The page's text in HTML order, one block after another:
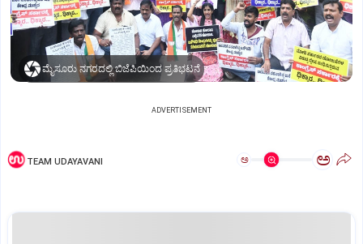
ಮೈಸೂರು ನಗರದಲ್ಲಿ ಬಿಜೆಪಿಯಿಂದ ಪ್ರತಿಭಟನೆ
ADVERTISEMENT
TEAM UDAYAVANI ಅ ಅ